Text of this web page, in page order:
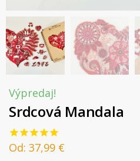
Výpredaj!
Srdcová Mandala
Od: 37,99 €